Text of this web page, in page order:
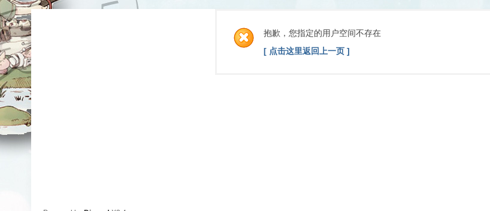
抱歉，您指定的用户空间不存在
[ 点击这里返回上一页 ]